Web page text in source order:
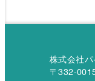
株式会社
〒332-